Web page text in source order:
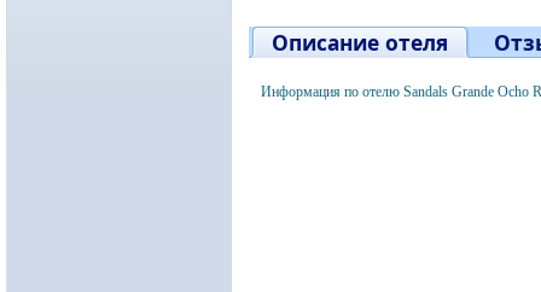
Описание отеля
Информация по отелю Sandals Grande Ocho